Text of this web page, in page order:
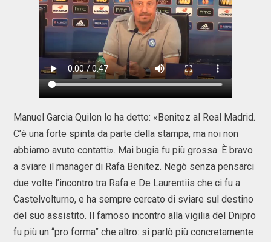
Manuel Garcia Quilon lo ha detto: «Benitez al Real Madrid.
C’è una forte spinta da parte della stampa, ma noi non
abbiamo avuto contatti». Mai bugia fu più grossa. È bravo
a sviare il manager di Rafa Benitez. Negò senza pensarci
due volte l’incontro tra Rafa e De Laurentiis che ci fu a
Castelvolturno, e ha sempre cercato di sviare sul destino
del suo assistito. Il famoso incontro alla vigilia del Dnipro
fu più un “pro forma” che altro: si parlò più concretamente